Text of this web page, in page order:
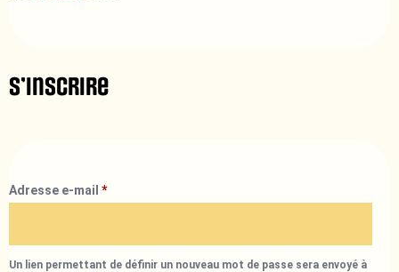
S’inscrire
Adresse e-mail *
Un lien permettant de définir un nouveau mot de passe sera envoyé à